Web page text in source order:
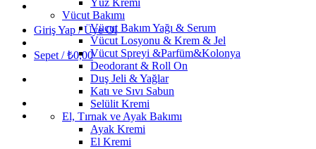
Giriş Yap / Üye Ol
Sepet /₺0,00
Yüz Kremi
Vücut Bakımı
Vücut Bakım Yağı & Serum
Vücut Losyonu & Krem & Jel
Vücut Spreyi &Parfüm&Kolonya
Deodorant & Roll On
Duş Jeli & Yağlar
Katı ve Sıvı Sabun
Selülit Kremi
El, Tırnak ve Ayak Bakımı
Ayak Kremi
El Kremi